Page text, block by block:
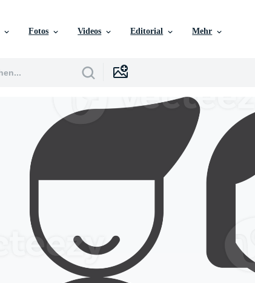
Fotos Videos Editorial Mehr